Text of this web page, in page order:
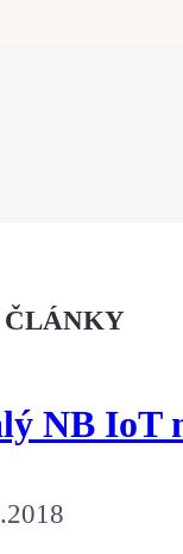
ČLÁNKY
NB IoT